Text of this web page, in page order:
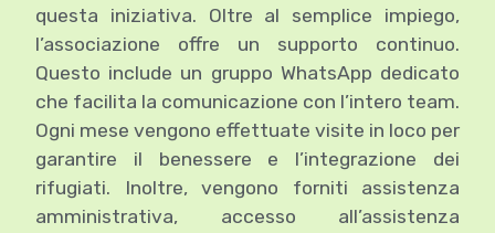
questa iniziativa. Oltre al semplice impiego,
l’associazione offre un supporto continuo.
Questo include un gruppo WhatsApp dedicato
che facilita la comunicazione con l’intero team.
Ogni mese vengono effettuate visite in loco per
garantire il benessere e l’integrazione dei
rifugiati. Inoltre, vengono forniti assistenza
amministrativa, accesso all’assistenza